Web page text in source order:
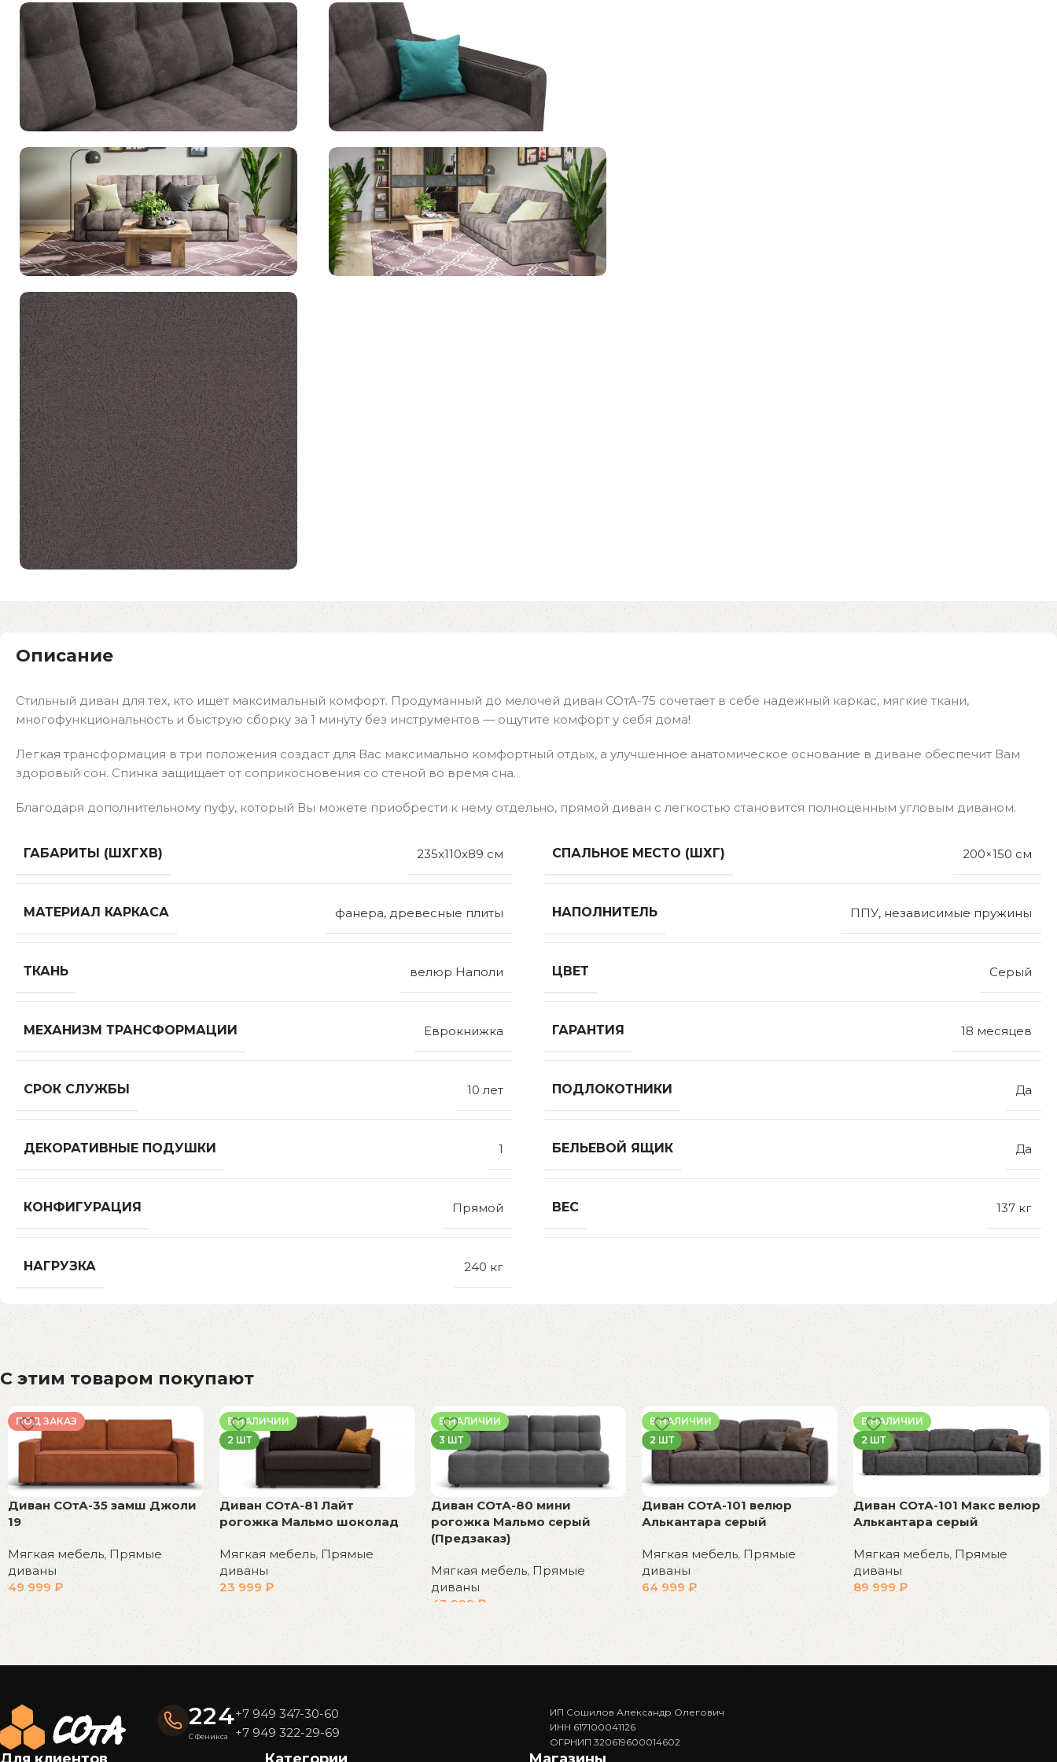
Описание
Стильный диван для тех, кто ищет максимальный комфорт. Продуманный до мелочей диван СОтА-75 сочетает в себе надежный каркас, мягкие ткани,
многофункциональность и быструю сборку за 1 минуту без инструментов — ощутите комфорт у себя дома!
Легкая трансформация в три положения создаст для Вас максимально комфортный отдых, а улучшенное анатомическое основание в диване обеспечит Вам
здоровый сон. Спинка защищает от соприкосновения со стеной во время сна.
Благодаря дополнительному пуфу, который Вы можете приобрести к нему отдельно, прямой диван с легкостью становится полноценным угловым диваном.
ГАБАРИТЫ (ШХГХВ) 235x110x89 см СПАЛЬНОЕ МЕСТО (ШХГ) 200×150 см
МАТЕРИАЛ КАРКАСА фанера, древесные плиты НАПОЛНИТЕЛЬ ППУ, независимые пружины
ТКАНЬ велюр Наполи ЦВЕТ Серый
МЕХАНИЗМ ТРАНСФОРМАЦИИ Еврокнижка ГАРАНТИЯ 18 месяцев
СРОК СЛУЖБЫ 10 лет ПОДЛОКОТНИКИ Да
ДЕКОРАТИВНЫЕ ПОДУШКИ 1 БЕЛЬЕВОЙ ЯЩИК Да
КОНФИГУРАЦИЯ Прямой ВЕС 137 кг
НАГРУЗКА 240 кг
С этим товаром покупают
ПОД ЗАКАЗ
Диван СОтА-35 замш Джоли
19
Мягкая мебель,Прямые
диваны
49 999₽
В корзину
В НАЛИЧИИ
2 ШТ
Диван СОтА-81 Лайт
рогожка Мальмо шоколад
Мягкая мебель, Прямые
диваны
23 999 ₽
В корзину
В НАЛИЧИИ
3 ШТ
Диван СОтА-80 мини
рогожка Мальмо серый
(Предзаказ)
Мягкая мебель,Прямые
диваны
43 999 ₽
В корзину
В НАЛИЧИИ
2 ШТ
Диван СОтА-101 велюр
Алькантара серый
Мягкая мебель, Прямые
диваны
64 999₽
В корзину
В НАЛИЧИИ
2 ШТ
Диван СОтА-101 Макс велюр
Алькантара серый
Мягкая мебель, Прямые
диваны
89 999₽
В корзину
Read More
224
С Феникса
+7 949 347-30-60
+7 949 322-29-69
ИП Сошилов Александр Олегович
ИНН 617100041126
ОГРНИП 320619600014602